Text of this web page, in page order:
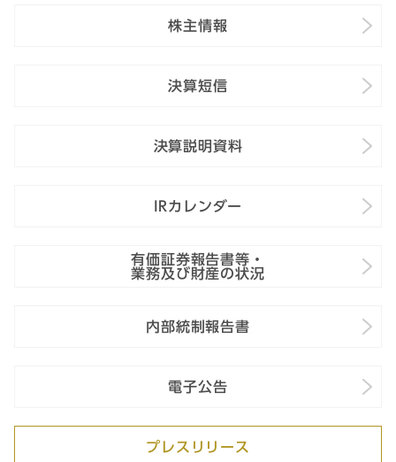
株主情報
決算短信
決算説明資料
IRカレンダー
有価証券報告書等・
業務及び財産の状況
内部統制報告書
電子公告
プレスリリース